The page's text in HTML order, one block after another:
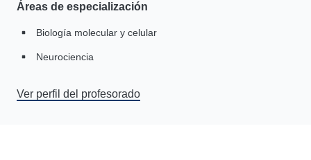
Áreas de especialización
Biología molecular y celular
Neurociencia
Ver perfil del profesorado